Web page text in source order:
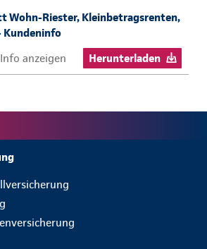
Wohn-Riester, Kleinbetragsrenten,
Kundeninfo
Info anzeigen
Herunterladen